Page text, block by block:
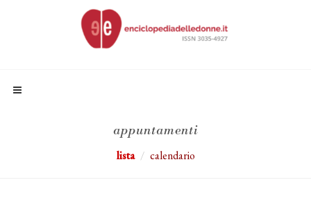
appuntamenti
lista calendario